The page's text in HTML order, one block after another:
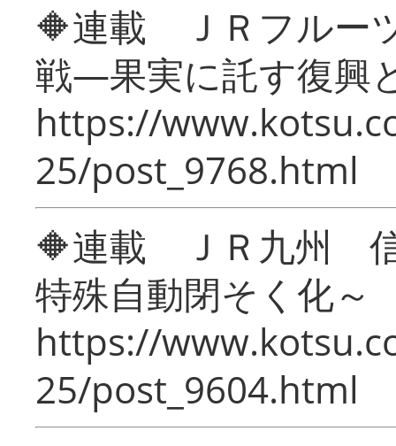
🔶連載 ＪＲフルー
戦―果実に託す復興
https://
25/post_9768.html
🔶連載 ＪＲ九州 信
特殊自動閉そく化～
https://
25/post_9604.html